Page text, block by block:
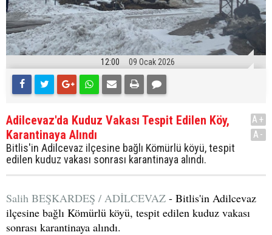
12:00 09 Ocak 2026
Adilcevaz'da Kuduz Vakası Tespit Edilen Köy,
Karantinaya Alındı
Bitlis'in Adilcevaz ilçesine bağlı Kömürlü köyü, tespit
edilen kuduz vakası sonrası karantinaya alındı.
A+
A-
Salih BEŞKARDEŞ / ADİLCEVAZ - Bitlis'in Adilcevaz
ilçesine bağlı Kömürlü köyü, tespit edilen kuduz vakası
sonrası karantinaya alındı.